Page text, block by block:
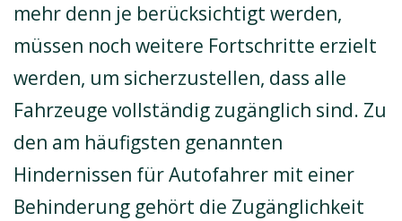
mehr denn je berücksichtigt werden,
müssen noch weitere Fortschritte erzielt
werden, um sicherzustellen, dass alle
Fahrzeuge vollständig zugänglich sind. Zu
den am häufigsten genannten
Hindernissen für Autofahrer mit einer
Behinderung gehört die Zugänglichkeit